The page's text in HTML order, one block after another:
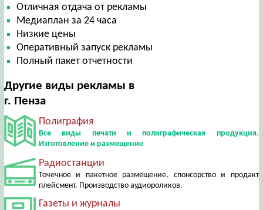
Отличная отдача от рекламы
Медиаплан за 24 часа
Низкие цены
Оперативный запуск рекламы
Полный пакет отчетности
Другие виды рекламы в
г. Пенза
Полиграфия
Все виды печати и полиграфическая продукция.
Изготовление и размещение
Радиостанции
Точечное и пакетное размещение, спонсорство и продакт
плейсмент. Производство аудиороликов.
Газеты и журналы